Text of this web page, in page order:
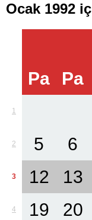
Ocak 1992
Pa
Pa
1
2 5 6
3 12 13
4 19 20